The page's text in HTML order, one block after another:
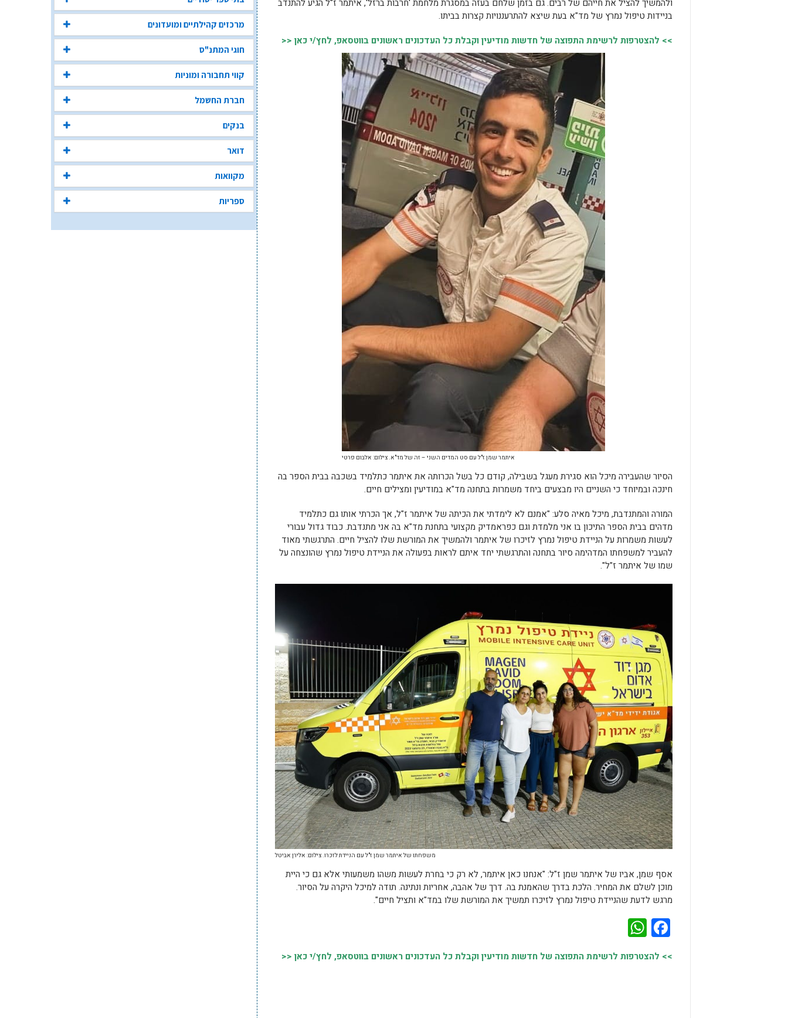
ולהמשיך להציל את חייהם של רבים. גם בזמן שלחם בעזה במסגרת מלחמת 'חרבות ברזל', איתמר ז"ל הגיע להתנדב
בניידות טיפול נמרץ של מד"א בעת שיצא להתרעננויות קצרות בביתו.
>> להצטרפות לרשימת התפוצה של חדשות מודיעין וקבלת כל העדכונים ראשונים בווטסאפ, לחץ/י כאן <<
איתמר שמן ז"ל עם סט המדים השני – זה של מד"א. צילום: אלבום פרטי
הסיור שהעבירה מיכל הוא סגירת מעגל בשבילה, קודם כל בשל הכרותה את איתמר כתלמיד בשכבה בבית הספר בה
חינכה ובמיוחד כי השניים היו מבצעים ביחד משמרות בתחנה מד"א במודיעין ומצילים חיים.
המורה והמתנדבת, מיכל מאיה סלע: "אמנם לא לימדתי את הכיתה של איתמר ז"ל, אך הכרתי אותו גם כתלמיד
מדהים בבית הספר התיכון בו אני מלמדת וגם כפראמדיק מקצועי בתחנת מד"א בה אני מתנדבת. כבוד גדול עבורי
לעשות משמרות על הניידת טיפול נמרץ לזיכרו של איתמר ולהמשיך את המורשת שלו להציל חיים. התרגשתי מאוד
להעביר למשפחתו המדהימה סיור בתחנה והתרגשתי יחד איתם לראות בפעולה את הניידת טיפול נמרץ שהונצחה על
שמו של איתמר ז"ל".
משפחתו של איתמר שמן ז"ל עם הניידת לזכרו. צילום: אלירן אביטל
אסף שמן, אביו של איתמר שמן ז"ל: "אנחנו כאן איתמר, לא רק כי בחרת לעשות משהו משמעותי אלא גם כי היית
מוכן לשלם את המחיר. הלכת בדרך שהאמנת בה. דרך של אהבה, אחריות ונתינה. תודה למיכל היקרה על הסיור.
מרגש לדעת שהניידת טיפול נמרץ לזיכרו תמשיך את המורשת שלו במד"א ותציל חיים".
Facebook
>> להצטרפות לרשימת התפוצה של חדשות מודיעין וקבלת כל העדכונים ראשונים בווטסאפ, לחץ/י כאן <<
מרכזים קהילתיים ומועדונים
חוגי המתנ"ס
קווי תחבורה ומוניות
חברת החשמל
בנקים
דואר
מקוואות
ספריות